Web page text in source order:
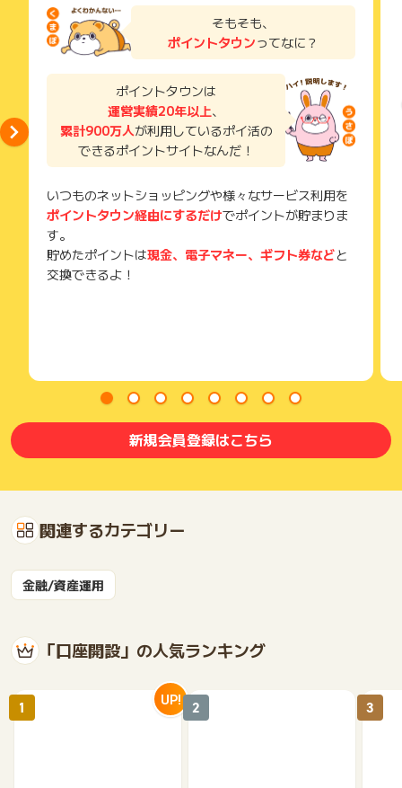
※アプリでの口座開設時、個人番号（マイナンバー）の届出は不
要です。届出される場合は、口座開設完了後にスマートマイナ
ンバーアプリまたは窓口にてお届けをお願いいたします
※詳しくは、広告主のホームページ(https://www.bk.mufg.j
p/kouza/kodomo/index.html)をご確認ください
【ポイント獲得対象外条件】
※アプリ経由以外からのお申し込み完了
※広告クリックから31日以上の口座開設完了
※既に三菱ＵＦＪ銀行の円普通預金口座を申込済または開設済み
の場合
※アプリでの口座開設をご利用いただけない場合
以下に該当する方はアプリをご利用いただけません
・2つ目以降の口座をご希望の方
・法人、屋号付個人事業主口座をご希望の方
店頭タブレット、他のスマートフォンアプリ等）で口座開設し
た場合
※対象期間内に口座開設完了に至らなかった場合
※お申込み内容に不備がある場合
※ポイント付与時点で口座を解約している場合
※スポンサー側に正常な申込みでないと判断された場合
※親子複数名のお子さまなど、複数の口座をお申込みになる場合
してお進みください
※トラッキング拒否、IPアドレスの変更、機種変更等によりお申
※不備・不正・虚偽・重複・いたずら・キャンセル
※三菱ＵＦＪ銀行が主催するキャンペーンのうち、本広告と併用
※端末利用環境などにより正常に判定されない場合
【広告の使い方】
広告サイトへアクセス→新規アプリをインストール→「スマー
了などのメールは、ポイント獲得するまで必ず保管してくださ
獲得待ち・獲得失敗の状態でお問い合わせされる際に、該当の
メールを送っていただく場合がございます。
そのため、紛失・破棄された場合は対応いたしかねますので、
ご注意ください。
(※) SafariやChromeなどwebサイトを表示するアプリのこと
ご利用から半年以上経過している場合、ポイントに関する調査
を承ることができません。
あらかじめご了承ください。
確認ください。
特徴2 お子さま口座への振り込みが便利！
親子で三菱ＵＦＪ銀行口座の場合、三菱ＵＦＪダイレクトの利
用で振込手数料は金額・時間帯関係なくいつでも無料です。
特徴3 お子さま口座の残高確認が便利！
Eco通帳（インターネット通帳）をご利用いただくことで、三
菱ＵＦＪダイレクトでいつでもお子さまの通帳の入出金明細を
ご確認いただけます。
※ご利用にはお子さまの口座でも三菱ＵＦＪダイレクトのご契約
が必要です。お子さまの口座でログインのうえ残高などをご確
認ください。
そもそも、
ポイントタウンってなに？
ポイントタウンは
運営実績20年以上、
累計900万人が利用しているポイ活の
できるポイントサイトなんだ！
いつものネットショッピングや様々なサービス利用を
ポイントタウン経由にするだけでポイントが貯まりま
す。
貯めたポイントは現金、電子マネー、ギフト券などと
交換できるよ！
新規会員登録はこちら
関連するカテゴリー
金融/資産運用
「口座開設」の人気ランキング
1 UP! 2 3